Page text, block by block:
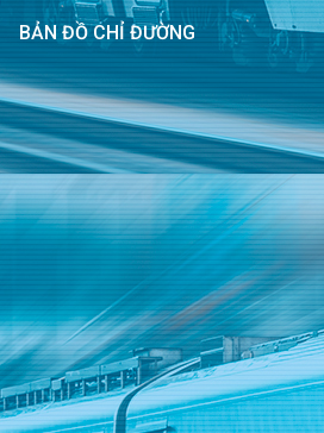
BẢN ĐỒ CHỈ ĐƯỜNG